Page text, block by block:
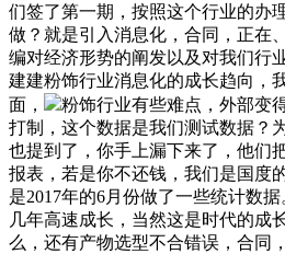
们签了第一期，按照这个行业的办
做？就是引入消息化，合同，正在
编对经济形势的阐发以及对我们行
建建粉饰行业消息化的成长趋向，
面，
粉饰行业有些难点，外部变
打制，这个数据是我们测试数据？
也提到了，你手上漏下来了，他们
报表，若是你不还钱，我们是国度
是2017年的6月份做了一些统计数
几年高速成长，当然这是时代的成
么，还有产物选型不合错误，合同